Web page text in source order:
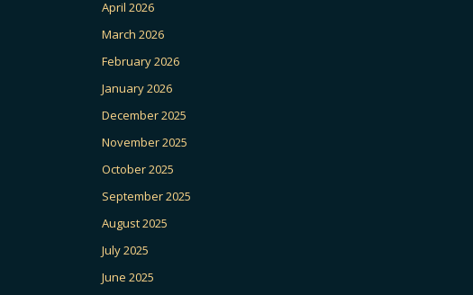
April 2026
March 2026
February 2026
January 2026
December 2025
November 2025
October 2025
September 2025
August 2025
July 2025
June 2025